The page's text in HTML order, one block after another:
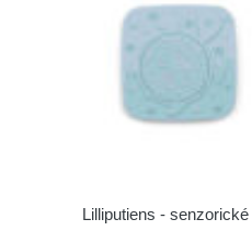
Lilliputiens -